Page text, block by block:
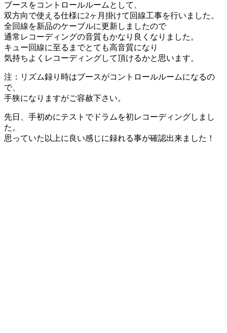
ブースをコントロールルームとして、
双方向で使える仕様に2ヶ月掛けて回線工事を行いました。
全回線を新品のケーブルに更新しましたので
通常レコーディングの音質もかなり良くなりました。
キュー回線に至るまでとても高音質になり
気持ちよくレコーディングして頂けるかと思います。
注：リズム録り時はブースがコントロールルームになるの
で、
手狭になりますがご容赦下さい。
先日、手初めにテストでドラムを初レコーディングしまし
た。
思っていた以上に良い感じに録れる事が確認出来ました！